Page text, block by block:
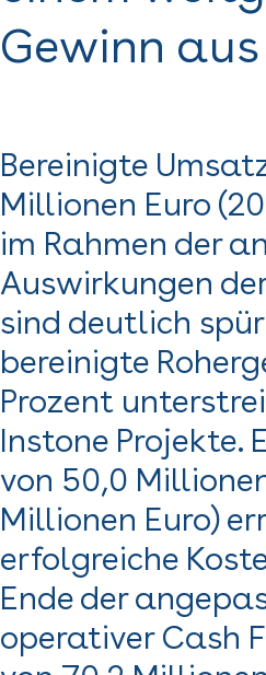
Gewinn aus
Bereinigte
Millionen Euro
im Rahmen der
Auswirkungen
sind deutlich
bereinigte
Prozent
Instone Projekte.
von 50,0
Millionen Euro)
erfolgreiche
Ende der
operativer Cash